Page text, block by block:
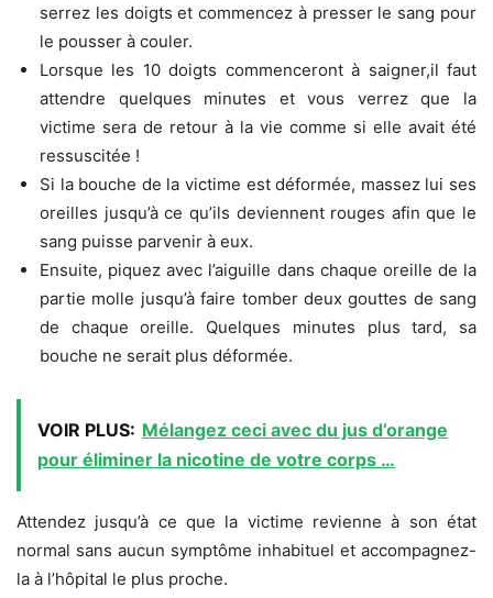
serrez les doigts et commencez à presser le sang pour
le pousser à couler.
Lorsque les 10 doigts commenceront à saigner,il faut
attendre quelques minutes et vous verrez que la
victime sera de retour à la vie comme si elle avait été
ressuscitée !
Si la bouche de la victime est déformée, massez lui ses
oreilles jusqu’à ce qu’ils deviennent rouges afin que le
sang puisse parvenir à eux.
Ensuite, piquez avec l’aiguille dans chaque oreille de la
partie molle jusqu’à faire tomber deux gouttes de sang
de chaque oreille.
Quelques minutes plus tard, sa
bouche ne serait plus déformée.
VOIR PLUS: Mélangez ceci avec du jus d’orange
pour éliminer la nicotine de votre corps …
Attendez jusqu’à ce que la victime revienne à son état
normal sans aucun symptôme inhabituel et accompagnez-
la à l’hôpital le plus proche.